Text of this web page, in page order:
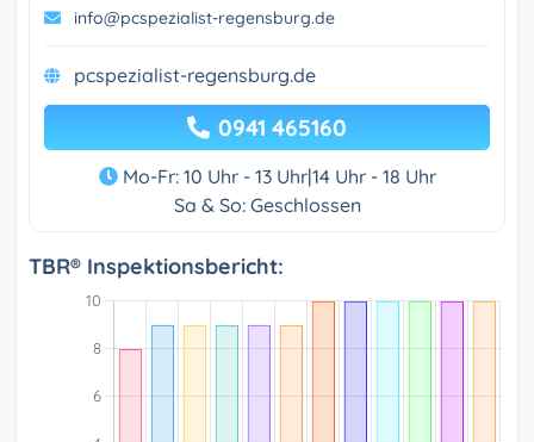
info@pcspezialist-regensburg.de
pcspezialist-regensburg.de
0941 465160
Mo-Fr: 10 Uhr - 13 Uhr|14 Uhr - 18 Uhr
Sa & So: Geschlossen
TBR® Inspektionsbericht: